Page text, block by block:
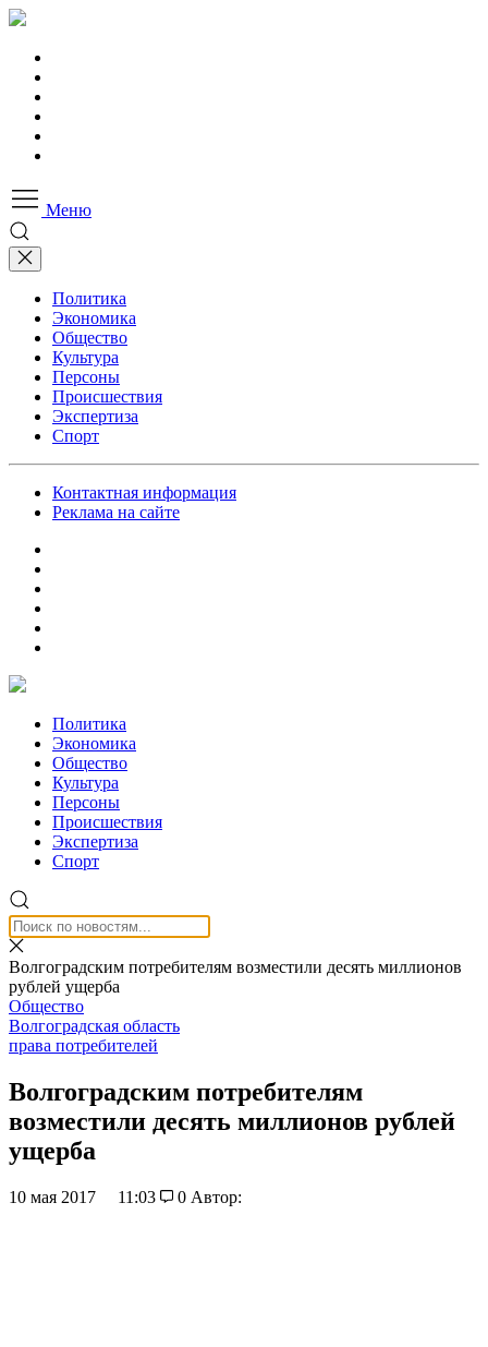
Меню
Политика
Экономика
Общество
Культура
Персоны
Происшествия
Экспертиза
Спорт
Контактная информация
Реклама на сайте
Политика
Экономика
Общество
Культура
Персоны
Происшествия
Экспертиза
Спорт
Волгоградским потребителям возместили десять миллионов
рублей ущерба
Общество
Волгоградская область
права потребителей
Волгоградским потребителям
возместили десять миллионов рублей
ущерба
10 мая 2017 11:03 0 Автор: